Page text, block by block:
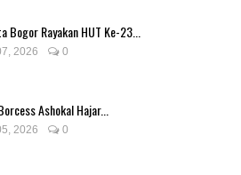
Bogor Rayakan HUT Ke-23...
2026 0
Ashokal Hajar...
2026 0